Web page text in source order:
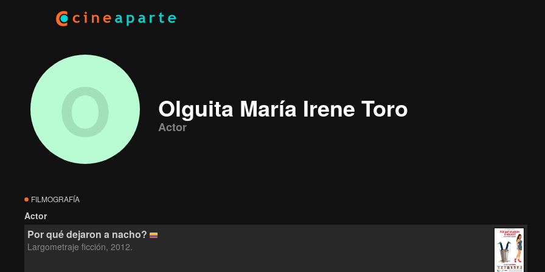
O Olguita María Irene Toro
Actor
FILMOGRAFÍA
Actor
Por qué dejaron a nacho?
Largometraje ficción, 2012.